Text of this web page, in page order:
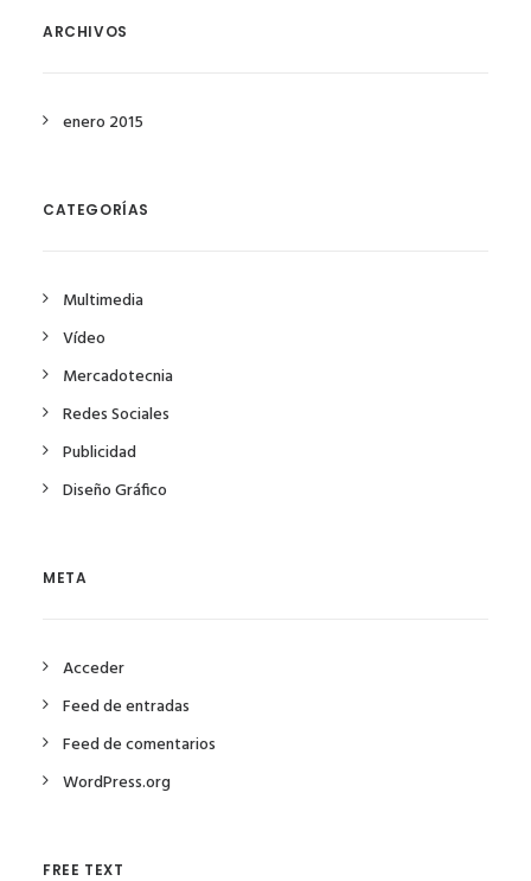
ARCHIVOS
enero 2015
CATEGORÍAS
Multimedia
Vídeo
Mercadotecnia
Redes Sociales
Publicidad
Diseño Gráfico
META
Acceder
Feed de entradas
Feed de comentarios
WordPress.org
FREE TEXT